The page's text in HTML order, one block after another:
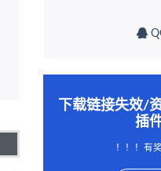
下载链接失效/
插
！！！有